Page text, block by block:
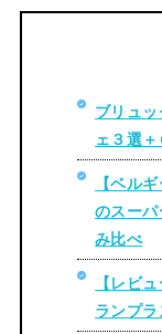
ブリュ
ェ３選
【ベル
のスーパ
み比べ
【レビ
ランプ